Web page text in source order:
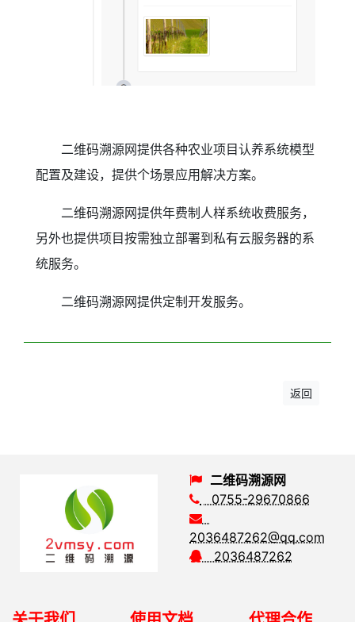
二维码溯源网提供各种农业项目认养系统模型
配置及建设，提供个场景应用解决方案。
二维码溯源网提供年费制人样系统收费服务，
另外也提供项目按需独立部署到私有云服务器的系
统服务。
二维码溯源网提供定制开发服务。
返回
二维码溯源网
0755-29670866
2036487262@qq.com
2036487262